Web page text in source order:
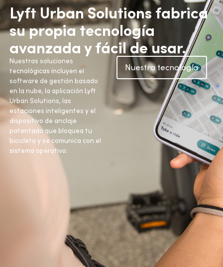
Lyft Urban Solutions fabrica
su propia tecnología
avanzada y fácil de usar.
Nuestras soluciones
tecnológicas incluyen el
software de gestión basado
en la nube, la aplicación Lyft
Urban Solutions, las
estaciones inteligentes y el
dispositivo de anclaje
patentado que bloquea tu
bicicleta y se comunica con el
sistema operativo.
Nuestra tecnología